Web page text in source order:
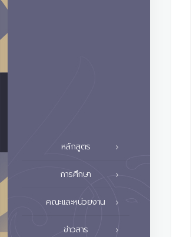
หลักสูตร
การศึกษา
คณะและหน่วยงาน
ข่าวสาร